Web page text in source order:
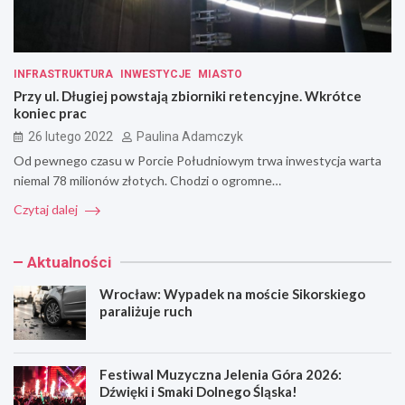
INFRASTRUKTURA INWESTYCJE MIASTO
Przy ul. Długiej powstają zbiorniki retencyjne. Wkrótce
koniec prac
26 lutego 2022 Paulina Adamczyk
Od pewnego czasu w Porcie Południowym trwa inwestycja warta
niemal 78 milionów złotych. Chodzi o ogromne…
Czytaj dalej
Aktualności
Wrocław: Wypadek na moście Sikorskiego
paraliżuje ruch
Festiwal Muzyczna Jelenia Góra 2026:
Dźwięki i Smaki Dolnego Śląska!